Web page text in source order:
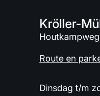
Kröller-
Route en
Dinsdag t/m